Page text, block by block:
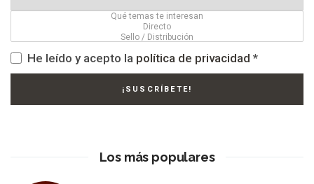
He leído y acepto la política de privacidad *
Los más populares